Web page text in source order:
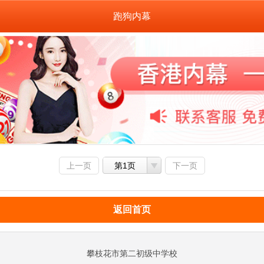
跑狗内幕
上一页 第1页 下一页
返回首页
攀枝花市第二初级中学校